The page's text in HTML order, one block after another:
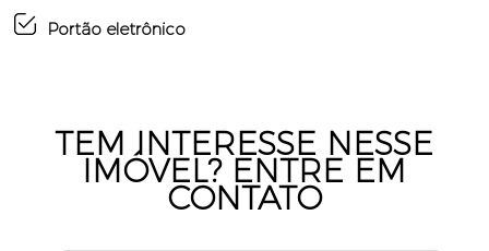
Portão eletrônico
TEM INTERESSE NESSE
IMÓVEL? ENTRE EM
CONTATO